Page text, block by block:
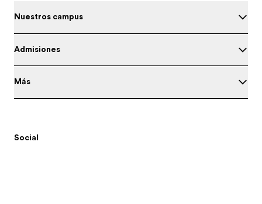
Nuestros campus
Admisiones
Más
Social